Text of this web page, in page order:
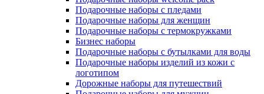
Подарочные наборы с пледами
Подарочные наборы для женщин
Подарочные наборы с термокружками
Бизнес наборы
Подарочные наборы с бутылками для воды
Подарочные наборы изделий из кожи с
логотипом
Дорожные наборы для путешествий